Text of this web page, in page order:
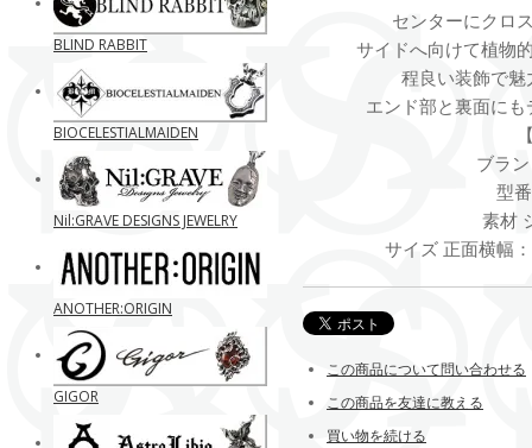
センターにクロ
サイドへ向けて植物
程良い装飾で
エンド部と裏面に
ブラ
型
素材
サイズ 正面横幅
この商品について問い合わせる
この商品を友達に教える
買い物を続ける
BLIND RABBIT
BIOCELESTIALMAIDEN
Nil:GRAVE DESIGNS JEWELRY
ANOTHER:ORIGIN
GIGOR